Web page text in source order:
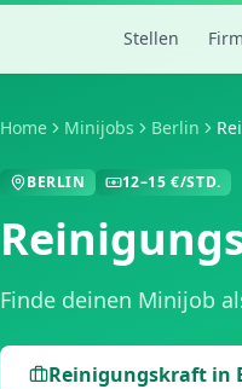
Stellen
Home Minijobs Berlin
BERLIN 12–15 €/STD.
Finde deinen Minijob
Reinigungskraft in